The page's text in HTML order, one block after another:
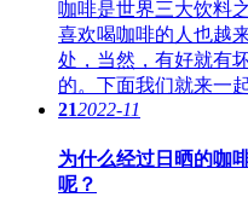
咖啡是世界三大饮料
喜欢喝咖啡的人也越
处，当然，有好就有
的。下面我们就来一
212022-11
为什么经过日晒的咖
呢？